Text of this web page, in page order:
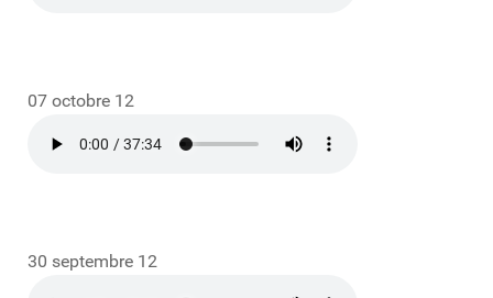
07 octobre 12
30 septembre 12